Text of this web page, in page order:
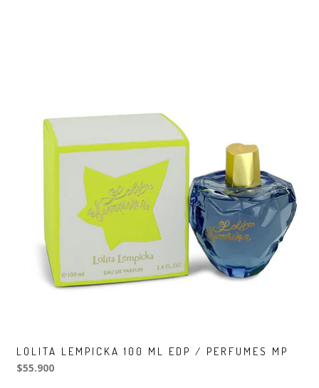
LOLITA LEMPICKA 100 ML EDP / PERFUMES MP
$55.900